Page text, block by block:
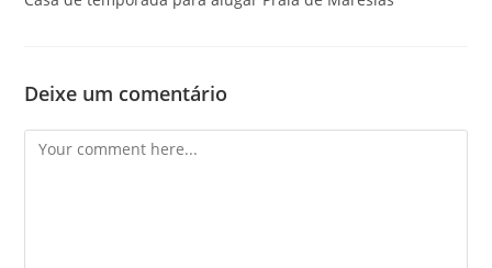
Deixe um comentário
Comment